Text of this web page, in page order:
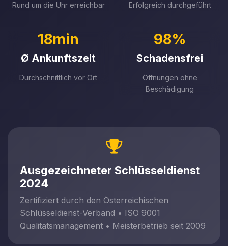
Rund um die Uhr erreichbar Erfolgreich durchgeführt
18min
Ø Ankunftszeit
Durchschnittlich vor Ort
98%
Schadensfrei
Öffnungen ohne
Beschädigung
Ausgezeichneter Schlüsseldienst
2024
Zertifiziert durch den Österreichischen
Schlüsseldienst-Verband • ISO 9001
Qualitätsmanagement • Meisterbetrieb seit 2009